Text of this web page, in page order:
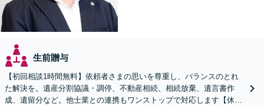
生前贈与
【初回相談1時間無料】依頼者さまの思いを尊重し、バランスのとれ
た解決を。遺産分割協議・調停、不動産相続、相続放棄、遺言書作
成、遺留分など。他士業との連携もワンストップで対応します【休